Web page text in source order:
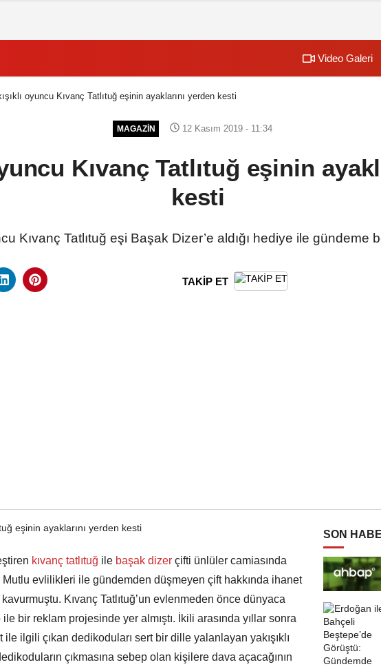
Video Galeri
oyuncu Kıvanç Tatlıtuğ eşinin ayaklarını yerden kesti
MAGAZİN 12 Kasım 2019 - 11:34
Kıvanç Tatlıtuğ eşinin
kesti
Kıvanç Tatlıtuğ eşi Başak Dizer’e aldığı hediye ile gündeme
TAKİP ET
kıvanç tatlıtuğ ile başak dizer çifti ünlüler camiasında
evlilikleri ile gündemden düşmeyen çift hakkında ihanet
Kıvanç Tatlıtuğ’un evlenmeden önce dünyaca
bir reklam projesinde yer almıştı. İkili arasında yıllar sonra
ile ilgili çıkan dedikoduları sert bir dille yalanlayan yakışıklı
çıkmasına sebep olan kişilere dava açacağının
SON